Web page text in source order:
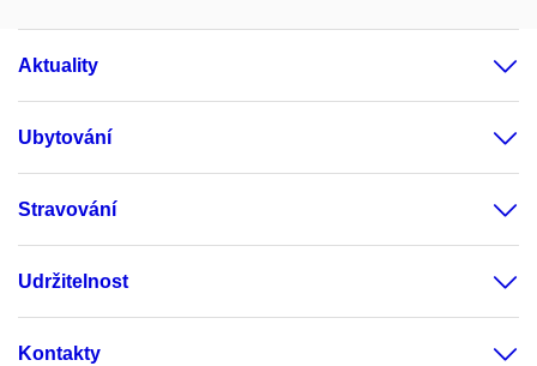
Aktuality
Ubytování
Stravování
Udržitelnost
Kontakty